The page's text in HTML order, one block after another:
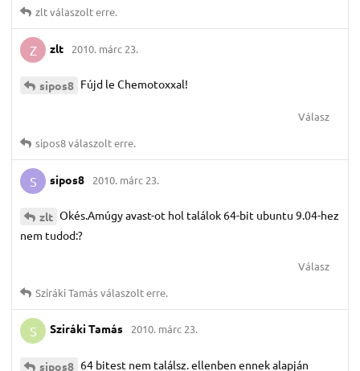
zltválaszolt erre.
Z zlt 2010. márc 23.
sipos8 Fújd le Chemotoxxal!
Válasz
sipos8válaszolt erre.
S sipos8 2010. márc 23.
zlt Okés.Amúgy avast-ot hol találok 64-bit ubuntu 9.04-hez
nem tudod:?
Válasz
Sziráki Tamásválaszolt erre.
S Sziráki Tamás 2010. márc 23.
sipos8 64 bitest nem találsz. ellenben ennek alapján